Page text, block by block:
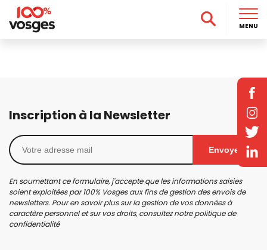
Inscription à la Newsletter
Envoyer
En soumettant ce formulaire, j'accepte que les informations saisies
soient exploitées par 100% Vosges aux fins de gestion des envois de
newsletters. Pour en savoir plus sur la gestion de vos données à
caractère personnel et sur vos droits, consultez notrepolitique de
confidentialité
MENU